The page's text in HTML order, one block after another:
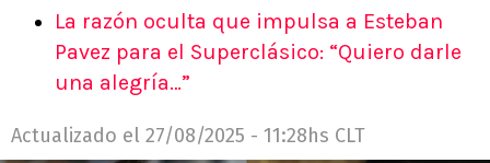
La razón oculta que impulsa a Esteban
Pavez para el Superclásico: “Quiero darle
una alegría…”
Actualizado el 27/08/2025 - 11:28hs CLT